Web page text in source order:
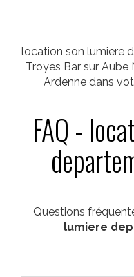
location son lumiere
Troyes Bar sur Aube
Ardenne dans
FAQ -
Questions
lumiere